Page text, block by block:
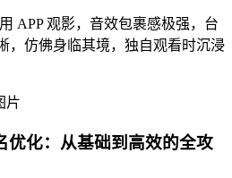
APP 观影，音效包裹感极强，台
，仿佛身临其境，独自观看时沉浸
优化：从基础到高效的全攻